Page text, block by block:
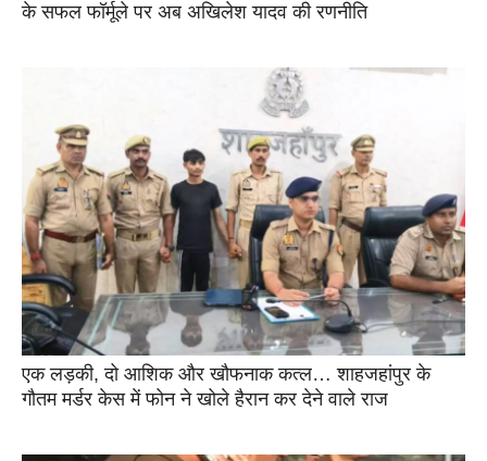
के सफल फॉर्मूले पर अब अखिलेश यादव की रणनीति
एक लड़की, दो आशिक और खौफनाक कत्ल… शाहजहांपुर के
गौतम मर्डर केस में फोन ने खोले हैरान कर देने वाले राज